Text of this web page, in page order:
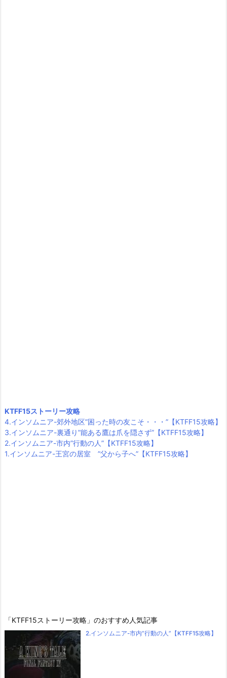
KTFF15ストーリー攻略
4.インソムニア-郊外地区”困った時の友こそ・・・”【KTFF15攻略】
3.インソムニア-裏通り”能ある鷹は爪を隠さず”【KTFF15攻略】
2.インソムニア-市内”行動の人”【KTFF15攻略】
1.インソムニア-王宮の居室 ”父から子へ”【KTFF15攻略】
「KTFF15ストーリー攻略」のおすすめ人気記事
2.インソムニア-市内”行動の人”【KTFF15攻略】